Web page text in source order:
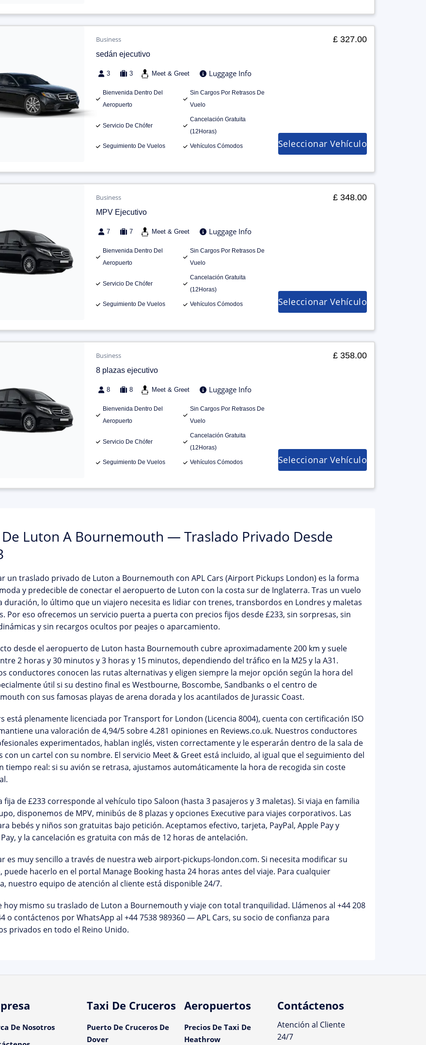
Business
sedán ejecutivo
3 3 Meet & Greet Luggage Info
Bienvenida Dentro Del
Aeropuerto
Sin Cargos Por Retrasos De
Vuelo
Servicio De Chófer
Cancelación Gratuita
(12Horas)
Seguimiento De Vuelos Vehículos Cómodos
£ 327.00
Seleccionar Vehículo
Business
MPV Ejecutivo
7 7 Meet & Greet Luggage Info
Bienvenida Dentro Del
Aeropuerto
Sin Cargos Por Retrasos De
Vuelo
Servicio De Chófer
Cancelación Gratuita
(12Horas)
Seguimiento De Vuelos Vehículos Cómodos
£ 348.00
Seleccionar Vehículo
Business
8 plazas ejecutivo
8 8 Meet & Greet Luggage Info
Bienvenida Dentro Del
Aeropuerto
Sin Cargos Por Retrasos De
Vuelo
Servicio De Chófer
Cancelación Gratuita
(12Horas)
Seguimiento De Vuelos Vehículos Cómodos
£ 358.00
Seleccionar Vehículo
Luton A Bournemouth — Traslado Privado Desde
un traslado privado de Luton a Bournemouth con APL Cars (Airport Pickups London) es la forma
y predecible de conectar el aeropuerto de Luton con la costa sur de Inglaterra. Tras un vuelo
duración, lo último que un viajero necesita es lidiar con trenes, transbordos en Londres y maletas
Por eso ofrecemos un servicio puerta a puerta con precios fijos desde £233, sin sorpresas, sin
y sin recargos ocultos por peajes o aparcamiento.
desde el aeropuerto de Luton hasta Bournemouth cubre aproximadamente 200 km y suele
2 horas y 30 minutos y 3 horas y 15 minutos, dependiendo del tráfico en la M25 y la A31.
conductores conocen las rutas alternativas y eligen siempre la mejor opción según la hora del
útil si su destino final es Westbourne, Boscombe, Sandbanks o el centro de
con sus famosas playas de arena dorada y los acantilados de Jurassic Coast.
está plenamente licenciada por Transport for London (Licencia 8004), cuenta con certificación ISO
una valoración de4,94/5 sobre 4.281 opiniones en Reviews.co.uk. Nuestros conductores
experimentados, hablan inglés, visten correctamente y le esperarán dentro de la sala de
con un cartel con su nombre. El servicio Meet & Greet está incluido, al igual que el seguimiento del
tiempo real: si su avión se retrasa, ajustamos automáticamente la hora de recogida sin coste
fija de £233corresponde al vehículo tipo Saloon (hasta 3 pasajeros y 3 maletas). Si viaja en familia
disponemos de MPV, minibús de 8 plazas y opciones Executive para viajes corporativos. Las
bebés y niños son gratuitas bajo petición. Aceptamos efectivo, tarjeta, PayPal, Apple Pay y
y la cancelación es gratuita con más de 12 horas de antelación.
es muy sencillo a través de nuestra web airport-pickups-london.com. Si necesita modificar su
puede hacerlo en el portal Manage Bookinghasta 24 horas antes del viaje. Para cualquier
nuestro equipo deatención al clienteestá disponible 24/7.
hoy mismo su traslado de Luton a Bournemouth y viaje con total tranquilidad. Llámenos al +44 208
o contáctenos por WhatsApp al +44 7538 989360— APL Cars, su socio de confianza para
privados en todo el Reino Unido.
De Nosotros
Taxi De Cruceros
Puerto De Cruceros De
Dover
Aeropuertos
Precios De Taxi De
Heathrow
Contáctenos
Atención al Cliente
24/7